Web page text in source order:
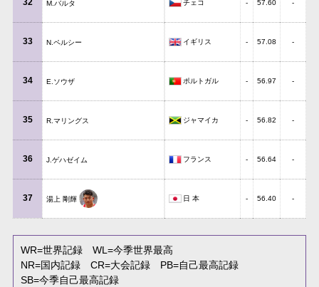
32 M.バルタ チェコ - 57.60 -
33 N.ペルシー イギリス - 57.08 -
34 E.ソウザ ポルトガル - 56.97 -
35 R.マリングス ジャマイカ - 56.82 -
36 J.ゲハゼイム フランス - 56.64 -
37 湯上 剛輝 日 本 - 56.40 -
WR=世界記録 WL=今季世界最高
NR=国内記録 CR=大会記録 PB=自己最高記録
SB=今季自己最高記録